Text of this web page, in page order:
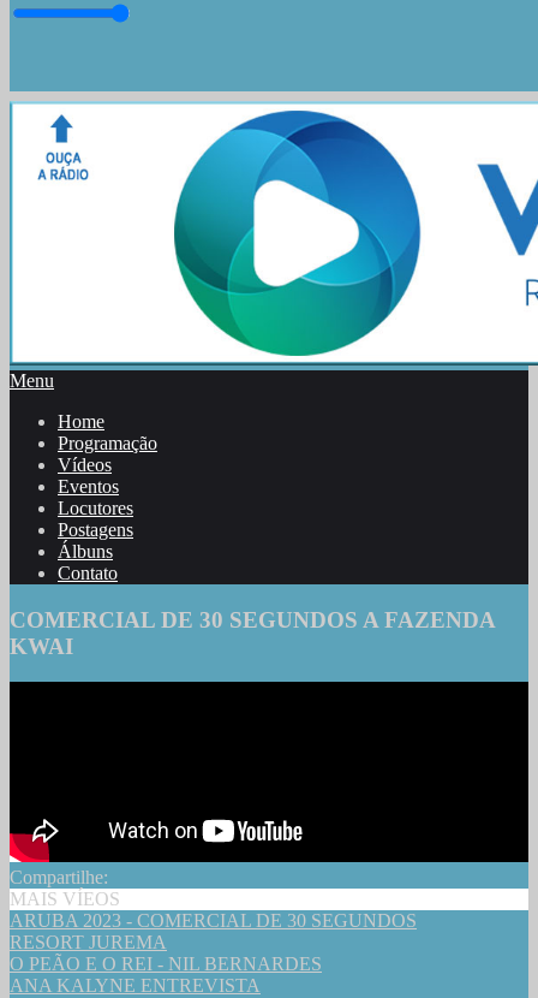
Menu
Home
Programação
Vídeos
Eventos
Locutores
Postagens
Álbuns
Contato
COMERCIAL DE 30 SEGUNDOS A FAZENDA
KWAI
Compartilhe:
MAIS VÍEOS
ARUBA 2023 - COMERCIAL DE 30 SEGUNDOS
RESORT JUREMA
O PEÃO E O REI - NIL BERNARDES
ANA KALYNE ENTREVISTA